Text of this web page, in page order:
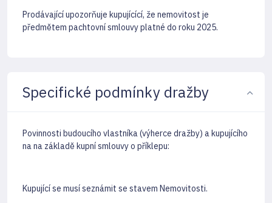
Prodávající upozorňuje kupujícící, že nemovitost je
předmětem pachtovní smlouvy platné do roku 2025.
Specifické podmínky dražby
Povinnosti budoucího vlastníka (výherce dražby) a kupujícího
na na základě kupní smlouvy o příklepu:
Kupující se musí seznámit se stavem Nemovitosti.